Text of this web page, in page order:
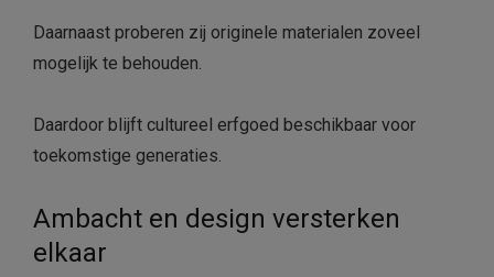
Daarnaast proberen zij originele materialen zoveel
mogelijk te behouden.
Daardoor blijft cultureel erfgoed beschikbaar voor
toekomstige generaties.
Ambacht en design versterken
elkaar